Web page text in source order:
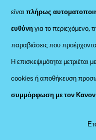
είναιπλήρως
ευθύνη για το περιεχόμενο,
παραβιάσεις που
Η επισκεψιμότητα μετριέται
cookies ή αποθήκευση
συμμόρφωση με τον